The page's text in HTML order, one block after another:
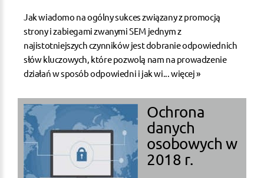
Jak wiadomo na ogólny sukces związany z promocją
strony i zabiegami zwanymi SEM jednym z
najistotniejszych czynników jest dobranie odpowiednich
słów kluczowych, które pozwolą nam na prowadzenie
działań w sposób odpowiedni i jak wi...więcej »
Ochrona
danych
osobowych w
2018 r.